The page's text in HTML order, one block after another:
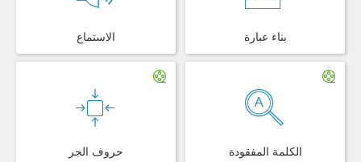
الاستماع بناء عبارة
حروف الجر الكلمة المفقودة